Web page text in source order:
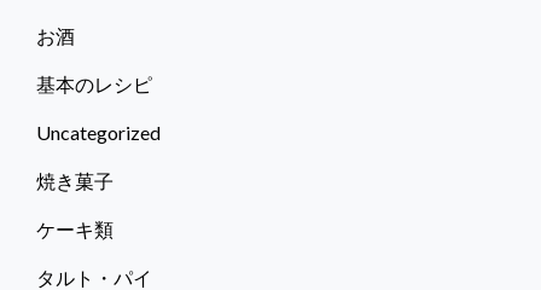
お酒
基本のレシピ
Uncategorized
焼き菓子
ケーキ類
タルト・パイ